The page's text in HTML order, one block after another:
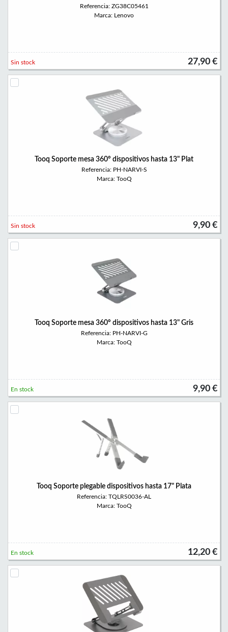
Referencia: ZG38C05461
Marca: Lenovo
27,90 €
Sin stock
Tooq Soporte mesa 360º dispositivos hasta 13" Plat
Referencia: PH-NARVI-S
Marca: TooQ
9,90 €
Sin stock
Tooq Soporte mesa 360º dispositivos hasta 13" Gris
Referencia: PH-NARVI-G
Marca: TooQ
9,90 €
En stock
Tooq Soporte plegable dispositivos hasta 17" Plata
Referencia: TQLRS0036-AL
Marca: TooQ
12,20 €
En stock